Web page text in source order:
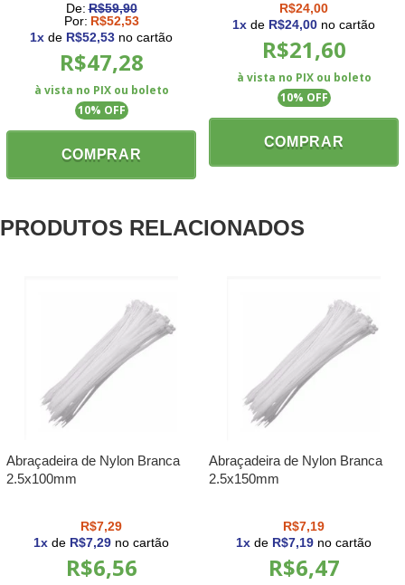
De: R$59,90
Por: R$52,53
1x de R$52,53 no cartão
R$47,28
à vista no PIX ou boleto
10% OFF
COMPRAR
R$24,00
1x de R$24,00 no cartão
R$21,60
à vista no PIX ou boleto
10% OFF
COMPRAR
PRODUTOS RELACIONADOS
Abraçadeira de Nylon Branca
2.5x100mm
R$7,29
1x de R$7,29 no cartão
R$6,56
Abraçadeira de Nylon Branca
2.5x150mm
R$7,19
1x de R$7,19 no cartão
R$6,47